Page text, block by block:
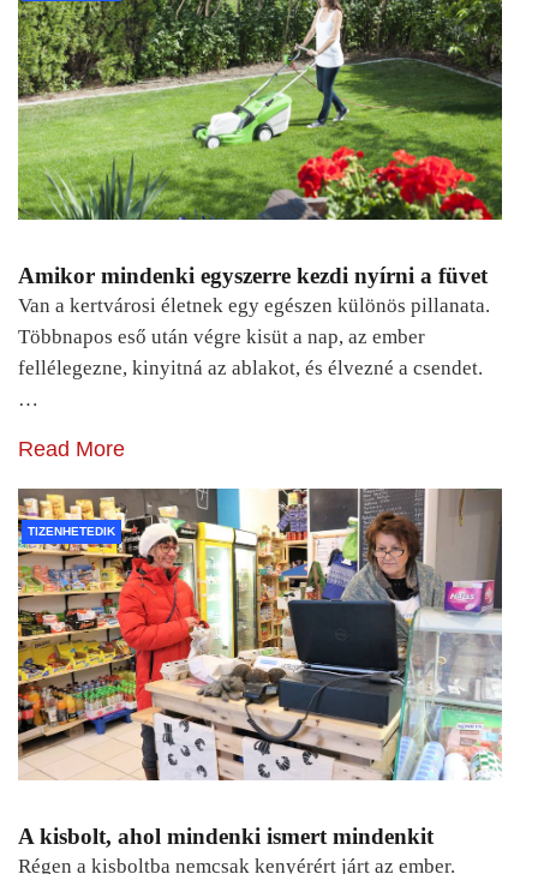
Amikor mindenki egyszerre kezdi nyírni a füvet
Van a kertvárosi életnek egy egészen különös pillanata.
Többnapos eső után végre kisüt a nap, az ember
fellélegezne, kinyitná az ablakot, és élvezné a csendet.
…
Read More
TIZENHETEDIK
A kisbolt, ahol mindenki ismert mindenkit
Régen a kisboltba nemcsak kenyérért járt az ember.